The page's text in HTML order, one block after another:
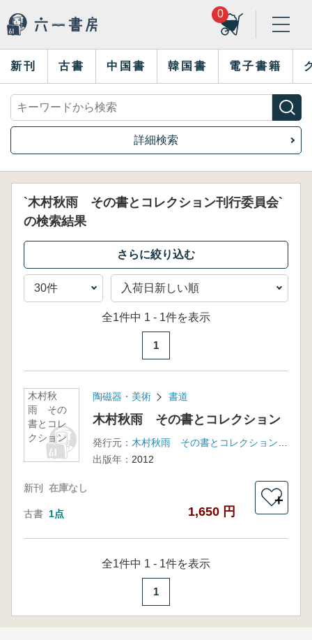
0
新刊 古書 中国書 韓国書 電子書籍
詳細検索
`木村秋雨 その書とコレクション刊行委員会`
の検索結果
全1件中 1 - 1件を表示
1
木村秋
雨 その
書とコレ
クション
陶磁器・美術 書道
木村秋雨 その書とコレクション
発行元：
出版年： 2012
新刊 在庫なし
古書 1点 1,650 円
＋
全1件中 1 - 1件を表示
1